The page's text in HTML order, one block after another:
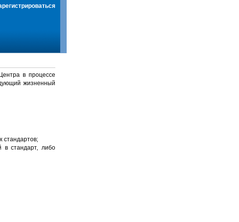
в процессе
жизненный
стандартов;
в стандарт, либо